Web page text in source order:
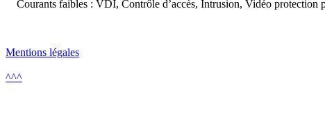
Courants faibles : VDI, Contrôle d’accès, Intrusion, Vidéo protection
Mentions légales
^^^